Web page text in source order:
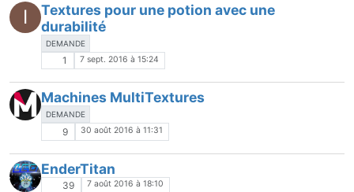
I
Textures pour une potion avec une
durabilité
DEMANDE
1 7 sept. 2016 à 15:24
Machines MultiTextures
DEMANDE
9 30 août 2016 à 11:31
EnderTitan
39 7 août 2016 à 18:10